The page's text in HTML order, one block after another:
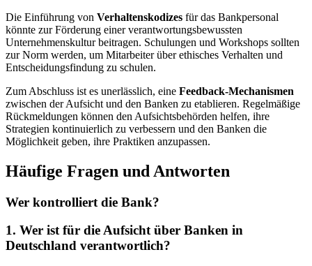
Die Einführung⁣ von Verhaltenskodizes ‍für das​ Bankpersonal
könnte zur Förderung einer verantwortungsbewussten
Unternehmenskultur beitragen. Schulungen und Workshops sollten
⁤zur Norm werden, um Mitarbeiter ⁤über ethisches Verhalten und
Entscheidungsfindung zu ⁣schulen.
Zum‍ Abschluss ist ​es unerlässlich, eine Feedback-Mechanismen
zwischen der Aufsicht und den Banken zu etablieren. Regelmäßige
Rückmeldungen können den Aufsichtsbehörden helfen, ihre
Strategien kontinuierlich ​zu verbessern und den Banken die
Möglichkeit geben, ihre Praktiken anzupassen.
Häufige Fragen und Antworten
Wer kontrolliert die Bank?
1. Wer ist für die Aufsicht über Banken in
Deutschland verantwortlich?